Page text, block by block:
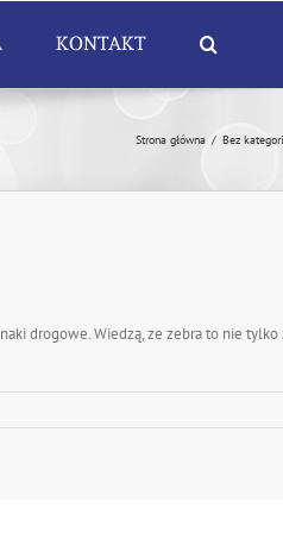
KONTAKT
Strona główna / Bez
drogowe. Wiedzą, ze zebra to nie